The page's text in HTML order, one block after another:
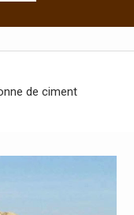
de ciment